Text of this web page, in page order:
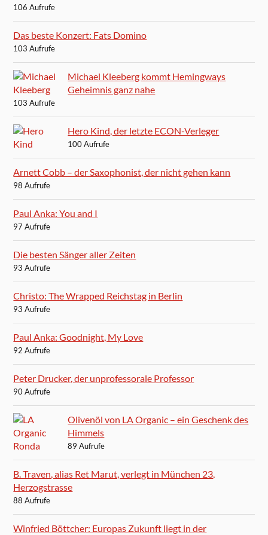
106 Aufrufe
Das beste Konzert: Fats Domino
103 Aufrufe
Michael Kleeberg kommt Hemingways
Geheimnis ganz nahe
103 Aufrufe
Hero Kind, der letzte ECON-Verleger
100 Aufrufe
Arnett Cobb – der Saxophonist, der nicht gehen kann
98 Aufrufe
Paul Anka: You and I
97 Aufrufe
Die besten Sänger aller Zeiten
93 Aufrufe
Christo: The Wrapped Reichstag in Berlin
93 Aufrufe
Paul Anka: Goodnight, My Love
92 Aufrufe
Peter Drucker, der unprofessorale Professor
90 Aufrufe
Olivenöl von LA Organic – ein Geschenk des
Himmels
89 Aufrufe
B. Traven, alias Ret Marut, verlegt in München 23,
Herzogstrasse
88 Aufrufe
Winfried Böttcher: Europas Zukunft liegt in der